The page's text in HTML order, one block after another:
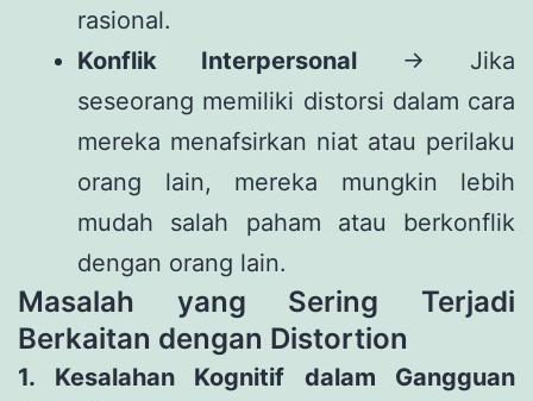
rasional.
Konflik Interpersonal → Jika
seseorang memiliki distorsi dalam cara
mereka menafsirkan niat atau perilaku
orang lain, mereka mungkin lebih
mudah salah paham atau berkonflik
dengan orang lain.
Masalah yang Sering Terjadi
Berkaitan dengan Distortion
1. Kesalahan Kognitif dalam Gangguan